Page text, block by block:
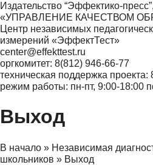
Издательство “Эффектико-
«УПРАВЛЕНИЕ КАЧЕСТВОМ
Центр независимых
измерений «ЭффектТест»
center@effekttest.ru
оргкомитет: 8(812) 946-66-77
техническая поддержка
режим работы: пн-пт, 9:00-18:00
Выход
В начало » Независимая
школьников » Выход